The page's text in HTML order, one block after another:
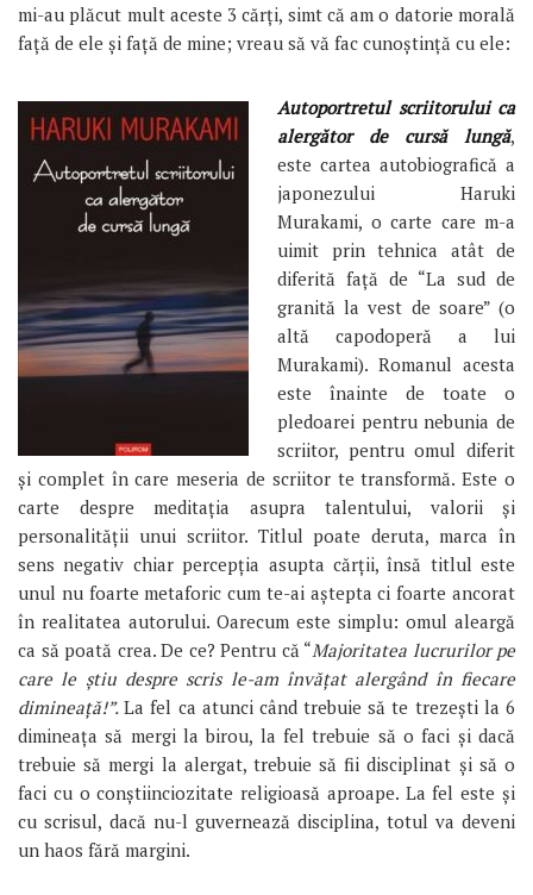
mi-au plăcut mult aceste 3 cărţi, simt că am o datorie morală
faţă de ele şi faţă de mine; vreau să vă fac cunoştinţă cu ele:
Autoportretul scriitorului ca
alergător de cursă lungă,
este cartea autobiografică a
japonezului Haruki
Murakami, o carte care m-a
uimit prin tehnica atât de
diferită faţă de “La sud de
granită la vest de soare” (o
altă capodoperă a lui
Murakami). Romanul acesta
este înainte de toate o
pledoarei pentru nebunia de
scriitor, pentru omul diferit
şi complet în care meseria de scriitor te transformă. Este o
carte despre meditaţia asupra talentului, valorii şi
personalităţii unui scriitor. Titlul poate deruta, marca în
sens negativ chiar percepţia asupta cărţii, însă titlul este
unul nu foarte metaforic cum te-ai aştepta ci foarte ancorat
în realitatea autorului. Oarecum este simplu: omul aleargă
ca să poată crea. De ce? Pentru că “Majoritatea lucrurilor pe
care le ştiu despre scris le-am învăţat alergând în fiecare
dimineaţă!”.La fel ca atunci când trebuie să te trezeşti la 6
dimineaţa să mergi la birou, la fel trebuie să o faci şi dacă
trebuie să mergi la alergat, trebuie să fii disciplinat şi să o
faci cu o conştiinciozitate religioasă aproape. La fel este şi
cu scrisul, dacă nu-l guvernează disciplina, totul va deveni
un haos fără margini.